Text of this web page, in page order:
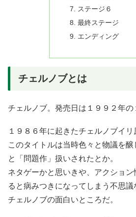
ステージ６
最終ステージ
エンディング
チェルノブとは
チェルノブ。発売日は１９９２年の
１９８６年に起きたチェルノブイ
このタイトルは当時色々と物議を
と「問題作」扱いされたとか。
ネタゲーかと思いきや、アクショ
ると病みつきになってしまう不思
チェルノブの面白いところだ。